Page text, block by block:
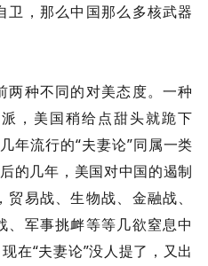
卫，那么中国那么多核武器
两种不同的对美态度。一种
，美国稍给点甜头就跪下
年流行的“夫妻论”同属一类
的几年，美国对中国的遏制
易战、生物战、金融战、
军事挑衅等等几欲窒息中
在“夫妻论”没人提了，又出